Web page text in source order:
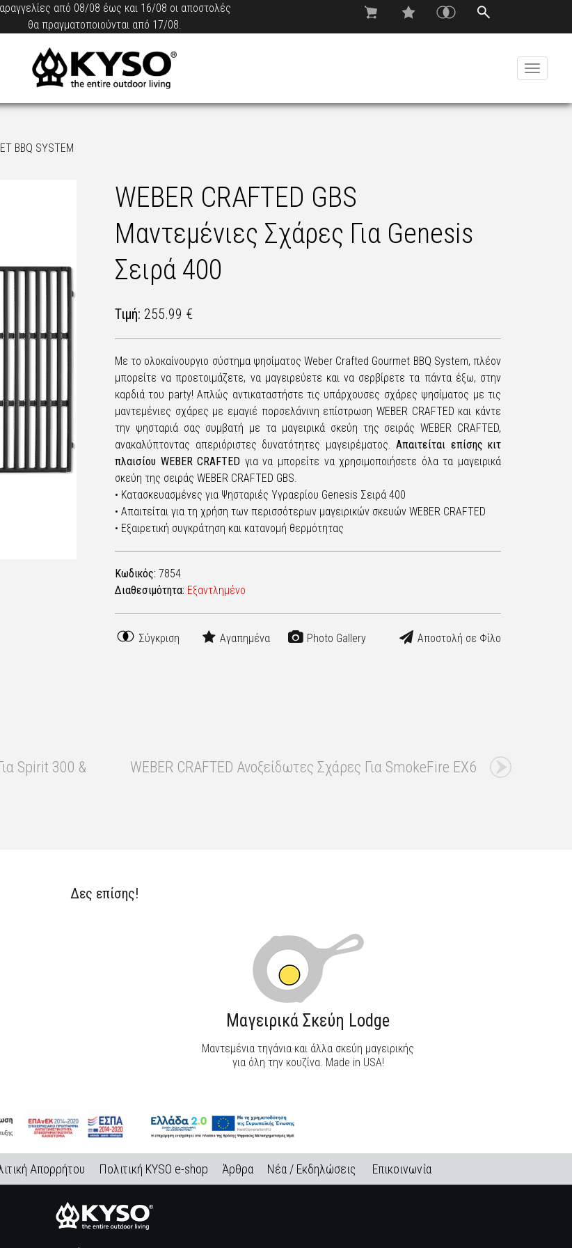
από 08/08 έως και 16/08 οι αποστολές
θα πραγματοποιούνται από 17/08.
Toggle
BBQ SYSTEM
WEBER CRAFTED GBS
Μαντεμένιες Σχάρες Για Genesis
Σειρά 400
Τιμή: 255.99 €
Με το ολοκαίνουργιο σύστημα ψησίματος Weber Crafted Gourmet BBQ System, πλέον
μπορείτε να προετοιμάζετε, να μαγειρεύετε και να σερβίρετε τα πάντα έξω, στην
καρδιά του party! Απλώς αντικαταστήστε τις υπάρχουσες σχάρες ψησίματος με τις
μαντεμένιες σχάρες με εμαγιέ πορσελάνινη επίστρωση WEBER CRAFTED και κάντε
την ψησταριά σας συμβατή με τα μαγειρικά σκεύη της σειράς WEBER CRAFTED,
ανακαλύπτοντας απεριόριστες δυνατότητες μαγειρέματος. Απαιτείται επίσης κιτ
πλαισίου WEBER CRAFTED για να μπορείτε να χρησιμοποιήσετε όλα τα μαγειρικά
σκεύη της σειράς WEBER CRAFTED GBS.
• Κατασκευασμένες για Ψησταριές Υγραερίου Genesis Σειρά 400
• Απαιτείται για τη χρήση των περισσότερων μαγειρικών σκευών WEBER CRAFTED
• Εξαιρετική συγκράτηση και κατανομή θερμότητας
Κωδικός: 7854
Διαθεσιμότητα: Εξαντλημένο
Σύγκριση Αγαπημένα Photo Gallery Αποστολή σε Φίλο
Spirit 300 &
WEBER CRAFTED Ανοξείδωτες Σχάρες Για SmokeFire EX6
Δες επίσης!
Μαγειρικά Σκεύη Lodge
Μαντεμένια τηγάνια και άλλα σκεύη μαγειρικής
για όλη την κουζίνα. Made in USA!
Απορρήτου Πολιτική KYSO e-shop Άρθρα Νέα / Εκδηλώσεις Επικοινωνία